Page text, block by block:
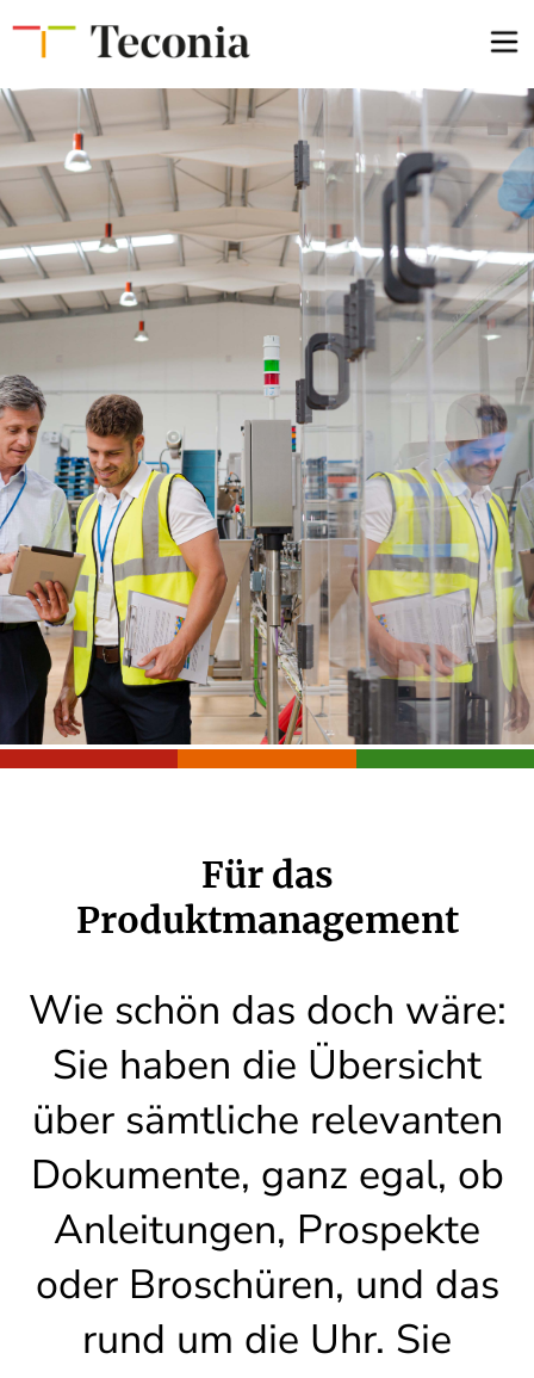
Für das
Produktmanagement
Wie schön das doch wäre:
Sie haben die Übersicht
über sämtliche relevanten
Dokumente, ganz egal, ob
Anleitungen, Prospekte
oder Broschüren, und das
rund um die Uhr. Sie